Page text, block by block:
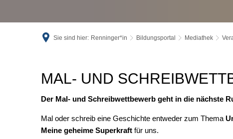
Sie sind hier: Renninger*in Bildungsportal Mediathek
Schreibwettbewerb
MAL- UND
Der Mal- und Schreibwettbewerb geht in die nächste
Mal oder schreib eine Geschichte entweder zum Thema
Meine geheime Superkraft für uns.